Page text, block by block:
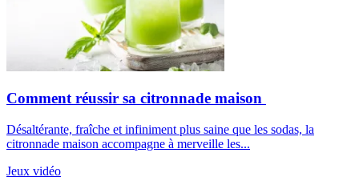
Comment réussir sa citronnade maison
Désaltérante, fraîche et infiniment plus saine que les sodas, la
citronnade maison accompagne à merveille les...
Jeux vidéo